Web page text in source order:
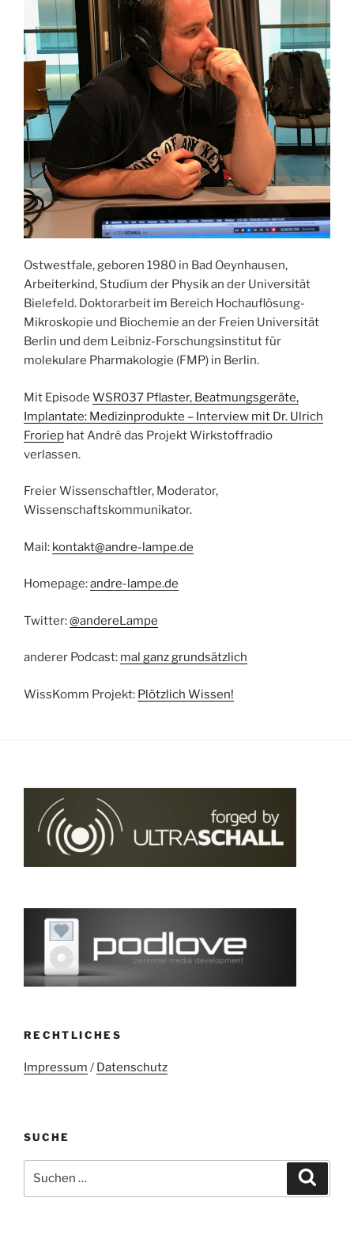
Ostwestfale, geboren 1980 in Bad Oeynhausen,
Arbeiterkind, Studium der Physik an der Universität
Bielefeld. Doktorarbeit im Bereich Hochauflösung-
Mikroskopie und Biochemie an der Freien Universität
Berlin und dem Leibniz-Forschungsinstitut für
molekulare Pharmakologie (FMP) in Berlin.
Mit Episode WSR037 Pflaster, Beatmungsgeräte,
Implantate: Medizinprodukte – Interview mit Dr. Ulrich
Froriep hat André das Projekt Wirkstoffradio
verlassen.
Freier Wissenschaftler, Moderator,
Wissenschaftskommunikator.
Mail: kontakt@andre-lampe.de
Homepage:andre-lampe.de
Twitter:@andereLampe
anderer Podcast: mal ganz grundsätzlich
WissKomm Projekt: Plötzlich Wissen!
RECHTLICHES
Impressum / Datenschutz
SUCHE
nach: